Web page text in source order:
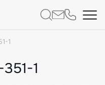
1
1